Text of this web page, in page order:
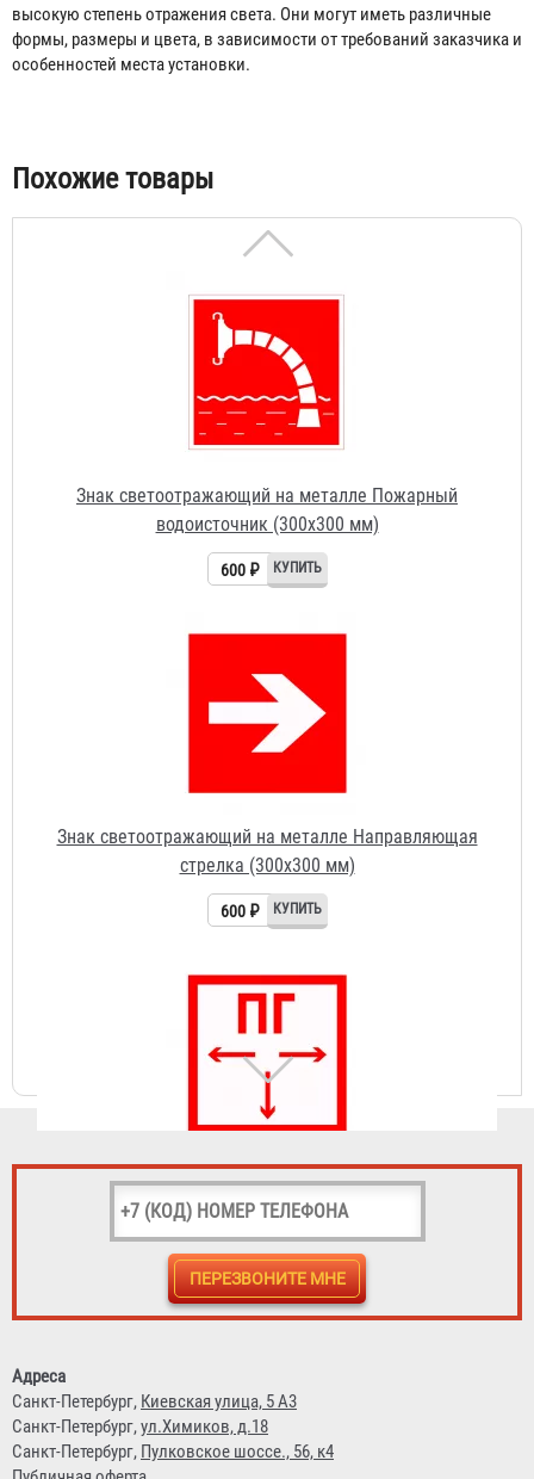
высокую степень отражения света. Они могут иметь различные
формы, размеры и цвета, в зависимости от требований заказчика и
особенностей места установки.
Табы
Похожие товары
Знак светоотражающий на металле Пожарный Гидрант
(300х300 мм)
Знак светоотражающий на металле Пожарный
водоисточник (300х300 мм)
600 ₽
Знак светоотражающий на металле Направляющая
стрелка (300х300 мм)
600 ₽
Знак светоотражающий на металле Пожарный Гидрант
(300х300 мм)
600 ₽
Знак светоотражающий на металле Пожарный
водоисточник (300х300 мм)
Адреса
Санкт-Петербург, Киевская улица, 5 А3
Санкт-Петербург,ул.Химиков, д.18
Санкт-Петербург, Пулковское шоссе., 56, к4